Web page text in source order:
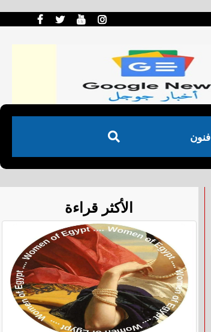
فنون
الأكثر قراءة